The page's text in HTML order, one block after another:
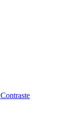
Contraste